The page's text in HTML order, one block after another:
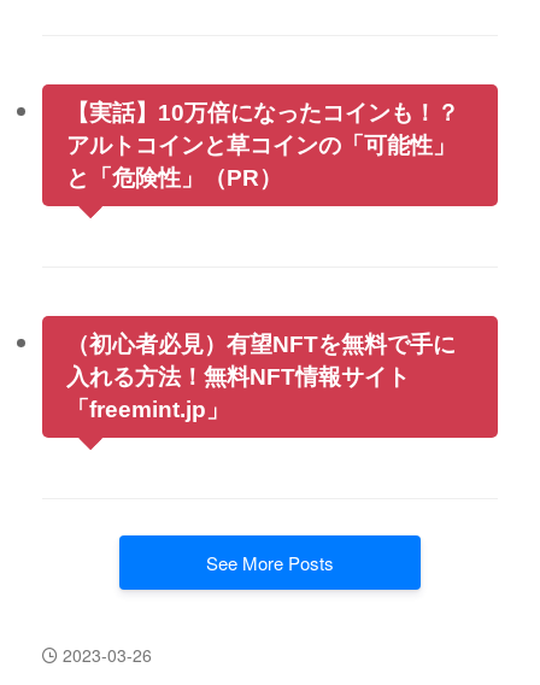
【実話】10万倍になったコインも！？
アルトコインと草コインの「可能性」
と「危険性」（PR）
（初心者必見）有望NFTを無料で手に
入れる方法！無料NFT情報サイト
「freemint.jp」
See More Posts
2023-03-26